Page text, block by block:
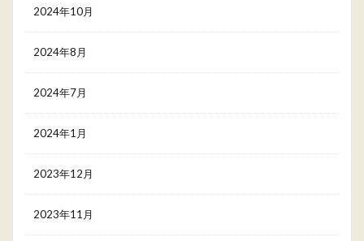
2024年10月
2024年8月
2024年7月
2024年1月
2023年12月
2023年11月